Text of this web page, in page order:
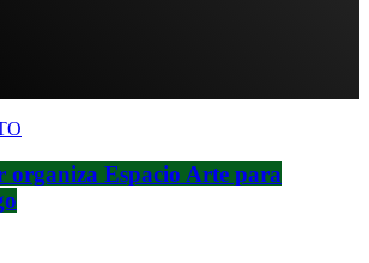
organiza Espacio Arte para